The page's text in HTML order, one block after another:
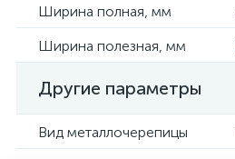
Ширина полная, мм
Ширина полезная, мм
Другие параметры
Вид металлочерепицы